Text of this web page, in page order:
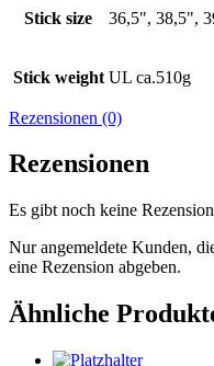
Stick size 36,5", 38,5",
Stick weight UL ca.510g
Rezensionen (0)
Rezensionen
Es gibt noch keine
Nur angemeldete Kunden,
eine Rezension abgeben.
Ähnliche